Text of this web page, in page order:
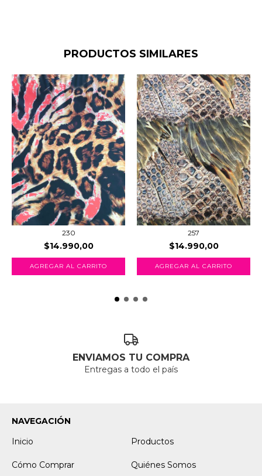
PRODUCTOS SIMILARES
230
$14.990,00
AGREGAR AL CARRITO
257
$14.990,00
AGREGAR AL CARRITO
ENVIAMOS TU COMPRA
Entregas a todo el país
NAVEGACIÓN
Inicio
Productos
Cómo Comprar Quiénes Somos